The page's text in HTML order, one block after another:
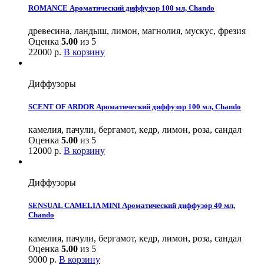
ROMANCE Ароматический диффузор 100 мл, Chando
древесина, ландыш, лимон, магнолия, мускус, фрезия
Оценка 5.00 из 5
22000 р. В корзину
Диффузоры
SCENT OF ARDOR Ароматический диффузор 100 мл, Chando
камелия, пачули, бергамот, кедр, лимон, роза, сандал
Оценка 5.00 из 5
12000 р. В корзину
Диффузоры
SENSUAL CAMELIA MINI Ароматический диффузор 40 мл,
Chando
камелия, пачули, бергамот, кедр, лимон, роза, сандал
Оценка 5.00 из 5
9000 р. В корзину